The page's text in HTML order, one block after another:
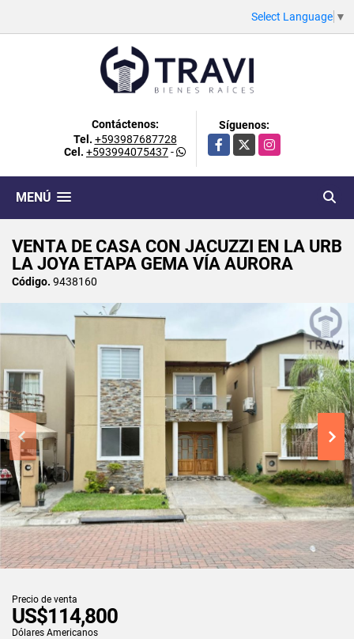
Select Language ▼
Contáctenos:
Tel. +593987687728
Cel. +593994075437-
Síguenos:
Facebook
X Instagram
MENÚ
VENTA DE CASA CON JACUZZI EN LA URB
LA JOYA ETAPA GEMA VÍA AURORA
Código. 9438160
Precio de venta
US$114,800
Dólares Americanos